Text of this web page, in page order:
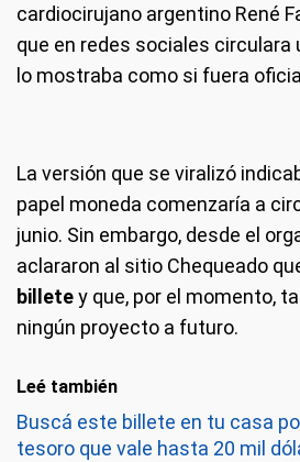
cardiocirujano argentino René
que en redes sociales circulara
lo mostraba como si fuera
La versión que se viralizó
papel moneda comenzaría a
junio. Sin embargo, desde el
aclararon al sitio Chequeado
billetey que, por el momento,
ningún proyecto a futuro.
Leé también
Buscá este billete en tu casa
tesoro que vale hasta 20 mil